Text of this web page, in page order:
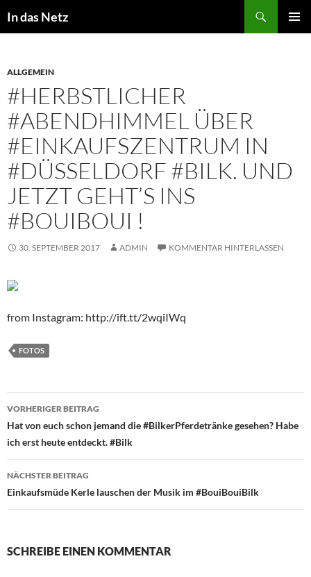
Inhalt
In das Netz
ALLGEMEIN
#HERBSTLICHER
#ABENDHIMMEL ÜBER
#EINKAUFSZENTRUM IN
#DÜSSELDORF #BILK. UND
JETZT GEHT’S INS
#BOUIBOUI !
30. SEPTEMBER 2017 ADMIN KOMMENTAR HINTERLASSEN
from Instagram: http://ift.tt/2wqiIWq
FOTOS
Beitragsnavigation
VORHERIGER BEITRAG
Hat von euch schon jemand die #BilkerPferdetränke gesehen? Habe
ich erst heute entdeckt. #Bilk
NÄCHSTER BEITRAG
Einkaufsmüde Kerle lauschen der Musik im #BouiBouiBilk
SCHREIBE EINEN KOMMENTAR